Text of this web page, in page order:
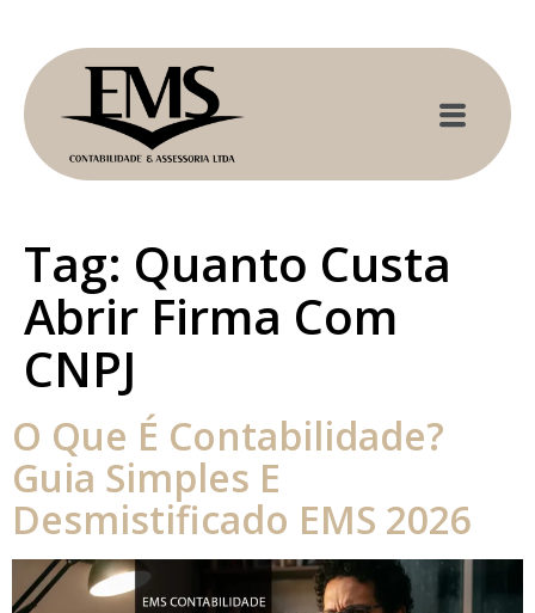
Tag: Quanto Custa
Abrir Firma Com
CNPJ
O Que É Contabilidade?
Guia Simples E
Desmistificado EMS 2026